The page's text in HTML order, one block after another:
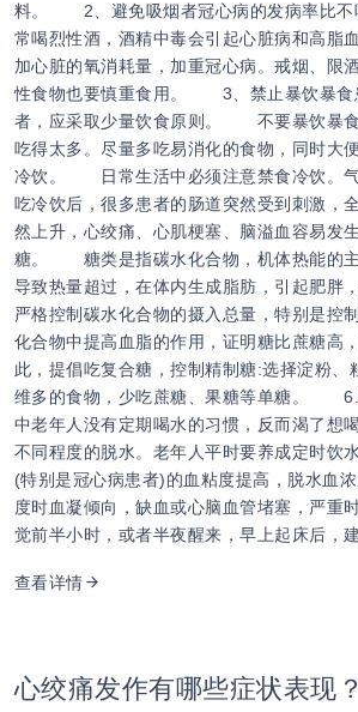
料。 2、避免吸烟者冠心病的发病率比
常喝烈性酒，酒精中毒会引起心脏病和高脂
加心脏的氧消耗量，加重冠心病。戒烟、限
性食物也要慎重食用。 3、禁止暴饮暴食
者，应采取少量饮食原则。 不要暴饮暴食
吃得太多。尽量多吃易消化的食物，同时
冷饮。 日常生活中必须注意禁食冷饮。气
吃冷饮后，很多患者的肠道突然受到刺激，
然上升，心绞痛、心肌梗塞、脑溢血容易
糖。 糖类是指碳水化合物，机体热能的主
导致热量超过，在体内生成脂肪，引起肥胖
严格控制碳水化合物的摄入总量，特别是控
化合物中提高血脂的作用，证明糖比蔗糖高
此，提倡吃复合糖，控制精制糖:选择淀粉、
维多的食物，少吃蔗糖、果糖等单糖。
中老年人没有定期喝水的习惯，反而渴了想
不同程度的脱水。老年人平时要养成定时饮
(特别是冠心病患者)的血粘度提高，脱水血
度时血凝倾向，缺血或心脑血管堵塞，严重
觉前半小时，或者半夜醒来，早上起床后，
查看详情
心绞痛发作有哪些症状表现？